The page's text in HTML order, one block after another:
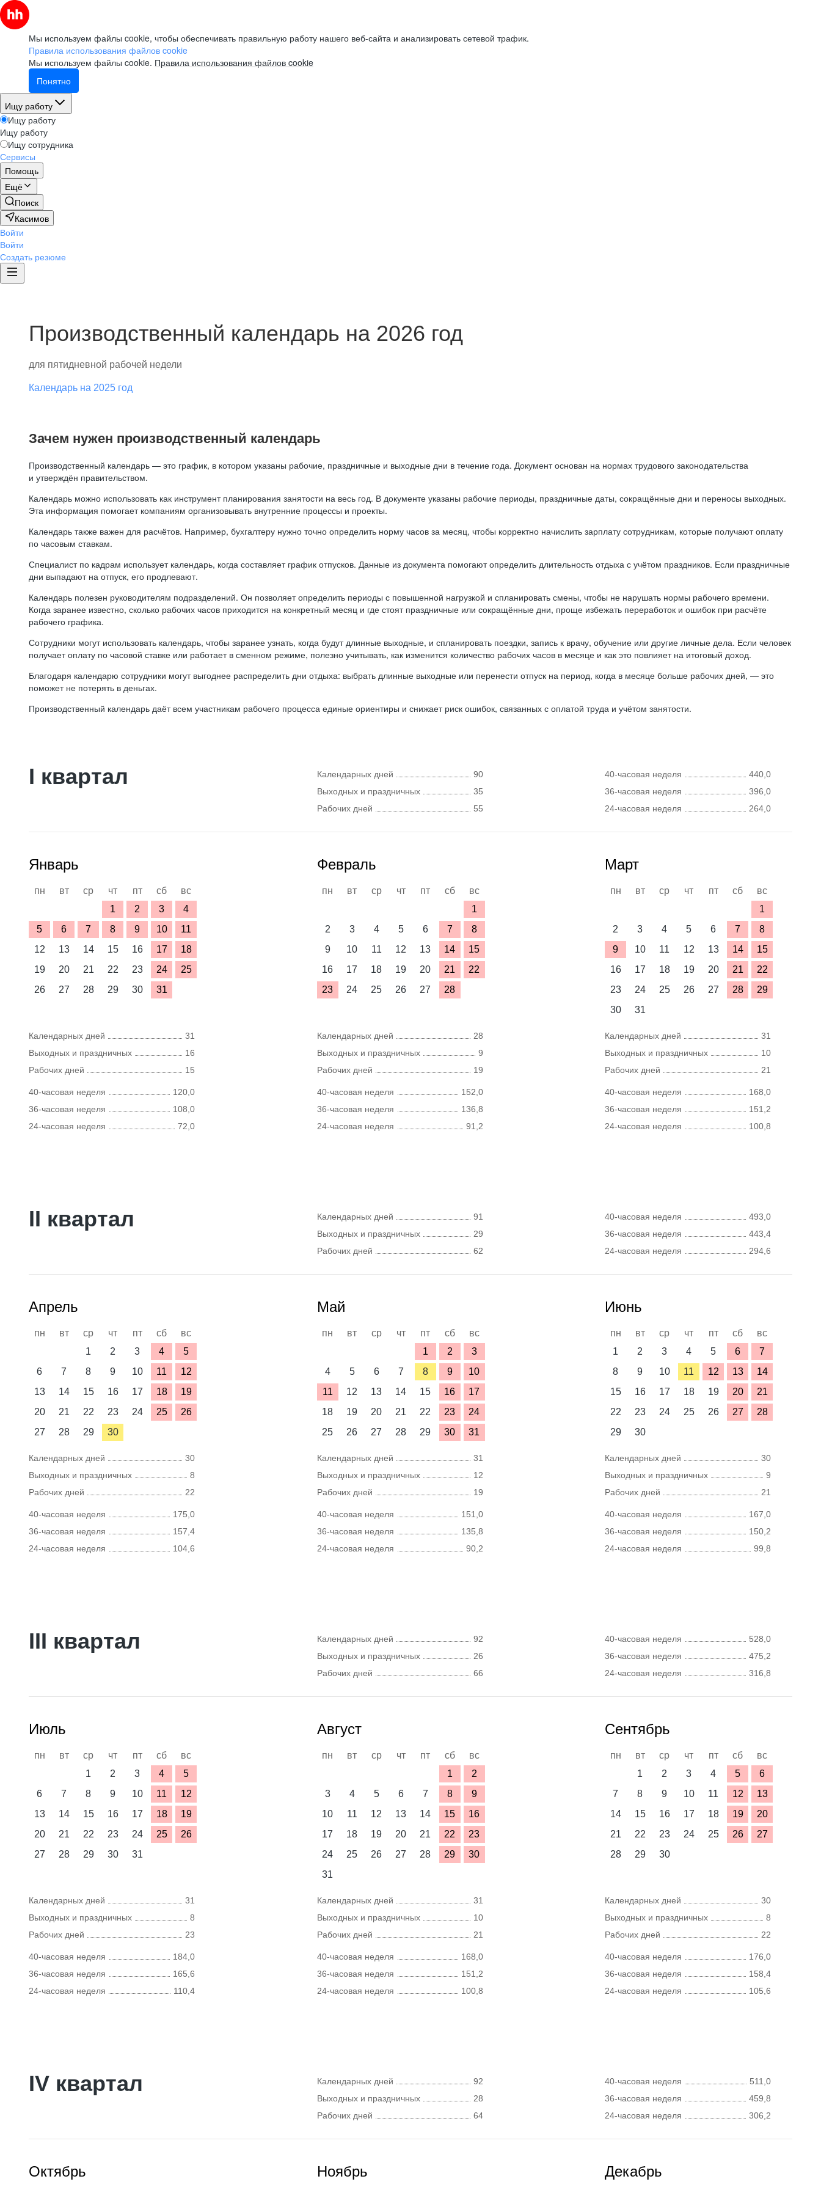
Мы используем файлы cookie, чтобы обеспечивать правильную работу нашего веб-сайта и анализировать сетевой трафик.
Правила использования файлов cookie
Мы используем файлы cookie. Правила использования файлов cookie
Понятно
Ищу работу
Ищу работу
Ищу работу
Ищу сотрудника
Сервисы
Помощь
Ещё
Поиск
Касимов
Войти
Войти
Создать резюме
Производственный календарь на 2026 год
для пятидневной рабочей недели
Календарь на 2025 год
Зачем нужен производственный календарь
Производственный календарь — это график, в котором указаны рабочие, праздничные и выходные дни в течение года. Документ основан на нормах трудового законодательства
и утверждён правительством.
Календарь можно использовать как инструмент планирования занятости на весь год. В документе указаны рабочие периоды, праздничные даты, сокращённые дни и переносы выходных.
Эта информация помогает компаниям организовывать внутренние процессы и проекты.
Календарь также важен для расчётов. Например, бухгалтеру нужно точно определить норму часов за месяц, чтобы корректно начислить зарплату сотрудникам, которые получают оплату
по часовым ставкам.
Специалист по кадрам использует календарь, когда составляет график отпусков. Данные из документа помогают определить длительность отдыха с учётом праздников. Если праздничные
дни выпадают на отпуск, его продлевают.
Календарь полезен руководителям подразделений. Он позволяет определить периоды с повышенной нагрузкой и спланировать смены, чтобы не нарушать нормы рабочего времени.
Когда заранее известно, сколько рабочих часов приходится на конкретный месяц и где стоят праздничные или сокращённые дни, проще избежать переработок и ошибок при расчёте
рабочего графика.
Сотрудники могут использовать календарь, чтобы заранее узнать, когда будут длинные выходные, и спланировать поездки, запись к врачу, обучение или другие личные дела. Если человек
получает оплату по часовой ставке или работает в сменном режиме, полезно учитывать, как изменится количество рабочих часов в месяце и как это повлияет на итоговый доход.
Благодаря календарю сотрудники могут выгоднее распределить дни отдыха: выбрать длинные выходные или перенести отпуск на период, когда в месяце больше рабочих дней, — это
поможет не потерять в деньгах.
Производственный календарь даёт всем участникам рабочего процесса единые ориентиры и снижает риск ошибок, связанных с оплатой труда и учётом занятости.
I квартал Календарных дней
90
Выходных и праздничных
35
Рабочих дней
55
40-часовая неделя
440,0
36-часовая неделя
396,0
24-часовая неделя
264,0
Январь
пн вт ср чт пт сб
вс
1
2 3
4
5
6 7 8 9 10
11
12
13 14 15 16 17
18
19
20 21 22 23 24
25
26
27 28 29 30 31
Календарных дней
31
Выходных и праздничных
16
Рабочих дней
15
40-часовая неделя
120,0
36-часовая неделя
108,0
24-часовая неделя
72,0
Февраль
пн вт ср чт пт сб
вс
1
2
3 4 5 6 7
8
9
10 11 12 13 14
15
16
17 18 19 20 21
22
23
24 25 26 27 28
Календарных дней
28
Выходных и праздничных
9
Рабочих дней
19
40-часовая неделя
152,0
36-часовая неделя
136,8
24-часовая неделя
91,2
Март
пн вт ср чт пт сб
вс
1
2
3 4 5 6 7
8
9
10 11 12 13 14
15
16
17 18 19 20 21
22
23
24 25 26 27 28
29
30
31
Календарных дней
31
Выходных и праздничных
10
Рабочих дней
21
40-часовая неделя
168,0
36-часовая неделя
151,2
24-часовая неделя
100,8
II квартал Календарных дней
91
Выходных и праздничных
29
Рабочих дней
62
40-часовая неделя
493,0
36-часовая неделя
443,4
24-часовая неделя
294,6
Апрель
пн вт ср чт пт сб
вс
1
2 3 4
5
6
7 8 9 10 11
12
13
14 15 16 17 18
19
20
21 22 23 24 25
26
27
28 29 30
Календарных дней
30
Выходных и праздничных
8
Рабочих дней
22
40-часовая неделя
175,0
36-часовая неделя
157,4
24-часовая неделя
104,6
Май
пн вт ср чт пт сб
вс
1
2
3
4
5 6 7 8 9
10
11
12 13 14 15 16
17
18
19 20 21 22 23
24
25
26 27 28 29 30 31
Календарных дней
31
Выходных и праздничных
12
Рабочих дней
19
40-часовая неделя
151,0
36-часовая неделя
135,8
24-часовая неделя
90,2
Июнь
пн вт ср чт пт сб
вс
1
2 3 4 5 6
7
8
9 10 11 12 13
14
15
16 17 18 19 20
21
22
23 24 25 26 27
28
29
30
Календарных дней
30
Выходных и праздничных
9
Рабочих дней
21
40-часовая неделя
167,0
36-часовая неделя
150,2
24-часовая неделя
99,8
III квартал Календарных дней
92
Выходных и праздничных
26
Рабочих дней
66
40-часовая неделя
528,0
36-часовая неделя
475,2
24-часовая неделя
316,8
Июль
пн вт ср чт пт сб
вс
1
2 3 4
5
6
7 8 9 10 11
12
13
14 15 16 17 18
19
20
21 22 23 24 25
26
27
28 29 30 31
Календарных дней
31
Выходных и праздничных
8
Рабочих дней
23
40-часовая неделя
184,0
36-часовая неделя
165,6
24-часовая неделя
110,4
Август
пн вт ср чт пт сб
вс
1
2
3
4 5 6 7 8
9
10
11 12 13 14 15
16
17
18 19 20 21 22
23
24
25 26 27 28 29
30
31
Календарных дней
31
Выходных и праздничных
10
Рабочих дней
21
40-часовая неделя
168,0
36-часовая неделя
151,2
24-часовая неделя
100,8
Сентябрь
пн вт ср чт пт сб
вс
1
2 3 4 5
6
7
8 9 10 11 12
13
14
15 16 17 18 19
20
21
22 23 24 25 26
27
28
29 30
Календарных дней
30
Выходных и праздничных
8
Рабочих дней
22
40-часовая неделя
176,0
36-часовая неделя
158,4
24-часовая неделя
105,6
IV квартал Календарных дней
92
Выходных и праздничных
28
Рабочих дней
64
40-часовая неделя
511,0
36-часовая неделя
459,8
24-часовая неделя
306,2
Октябрь Ноябрь Декабрь